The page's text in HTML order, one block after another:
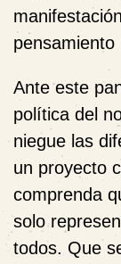
pensamiento
Ante este
política del
niegue las
un proyecto
comprenda
solo
todos. Que